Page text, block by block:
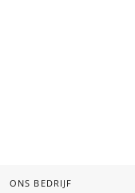
ONS BEDRIJF